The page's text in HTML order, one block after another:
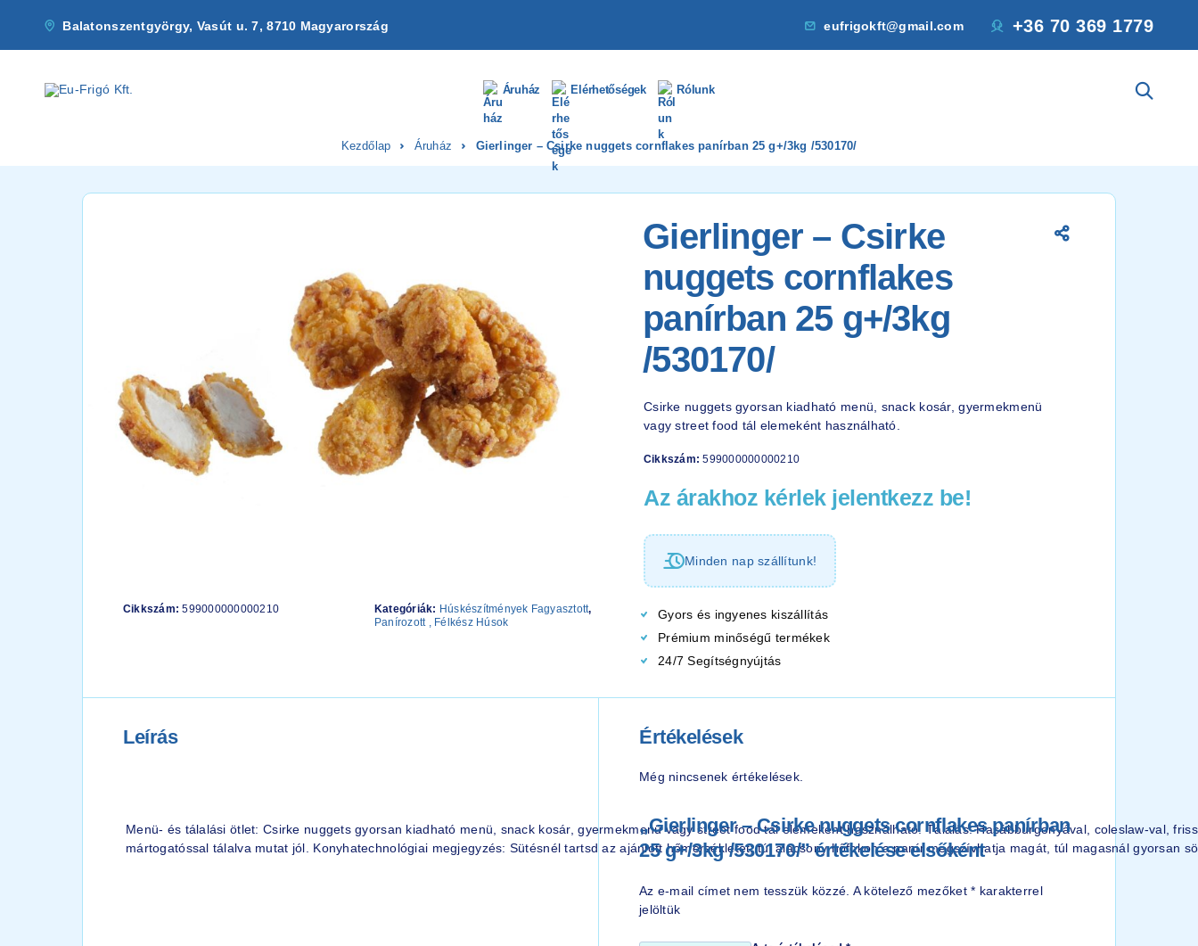
Balatonszentgyörgy, Vasút u. 7, 8710 Magyarország eufrigokft@gmail.com +36 70 369 1779
Áruház Elérhetőségek Rólunk
Kezdőlap Áruház Gierlinger – Csirke nuggets cornflakes panírban 25 g+/3kg /530170/
Cikkszám:599000000000210 Kategóriák: Húskészítmények Fagyasztott,
Panírozott , Félkész Húsok
Gierlinger – Csirke
nuggets cornflakes
panírban 25 g+/3kg
/530170/
Csirke nuggets gyorsan kiadható menü, snack kosár, gyermekmenü
vagy street food tál elemeként használható.
Cikkszám:599000000000210
Az árakhoz kérlek jelentkezz be!
Minden nap szállítunk!
Gyors és ingyenes kiszállítás
Prémium minőségű termékek
24/7 Segítségnyújtás
Leírás
Menü- és tálalási ötlet: Csirke nuggets gyorsan kiadható menü, snack kosár, gyermekmenü vagy street food tál elemeként használható. Tálalás: Hasábburgonyával, coleslaw-val,
mártogatóssal tálalva mutat jól. Konyhatechnológiai megjegyzés: Sütésnél tartsd az ajánlott hőmérsékletet; túl alacsony hőfokon a panír megszívhatja magát, túl magasnál gyorsan
Értékelések
Még nincsenek értékelések.
„Gierlinger – Csirke nuggets cornflakes panírban
25 g+/3kg /530170/” értékelése elsőként
Az e-mail címet nem tesszük közzé. A kötelező mezőket* karakterrel
jelöltük